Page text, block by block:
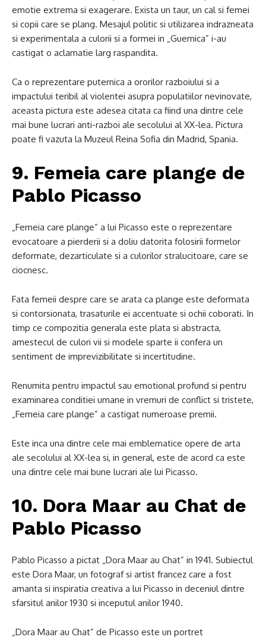
emotie extrema si exagerare. Exista un taur, un cal si femei
si copii care se plang. Mesajul politic si utilizarea indrazneata
si experimentala a culorii si a formei in „Guernica” i-au
castigat o aclamatie larg raspandita.
Ca o reprezentare puternica a ororilor razboiului si a
impactului teribil al violentei asupra populatiilor nevinovate,
aceasta pictura este adesea citata ca fiind una dintre cele
mai bune lucrari anti-razboi ale secolului al XX-lea. Pictura
poate fi vazuta la Muzeul Reina Sofia din Madrid, Spania.
9. Femeia care plange de
Pablo Picasso
„Femeia care plange” a lui Picasso este o reprezentare
evocatoare a pierderii si a doliu datorita folosirii formelor
deformate, dezarticulate si a culorilor stralucitoare, care se
ciocnesc.
Fata femeii despre care se arata ca plange este deformata
si contorsionata, trasaturile ei accentuate si ochii coborati. In
timp ce compozitia generala este plata si abstracta,
amestecul de culori vii si modele sparte ii confera un
sentiment de imprevizibilitate si incertitudine.
Renumita pentru impactul sau emotional profund si pentru
examinarea conditiei umane in vremuri de conflict si tristete,
„Femeia care plange” a castigat numeroase premii.
Este inca una dintre cele mai emblematice opere de arta
ale secolului al XX-lea si, in general, este de acord ca este
una dintre cele mai bune lucrari ale lui Picasso.
10. Dora Maar au Chat de
Pablo Picasso
Pablo Picasso a pictat „Dora Maar au Chat” in 1941. Subiectul
este Dora Maar, un fotograf si artist francez care a fost
amanta si inspiratia creativa a lui Picasso in deceniul dintre
sfarsitul anilor 1930 si inceputul anilor 1940.
„Dora Maar au Chat” de Picasso este un portret